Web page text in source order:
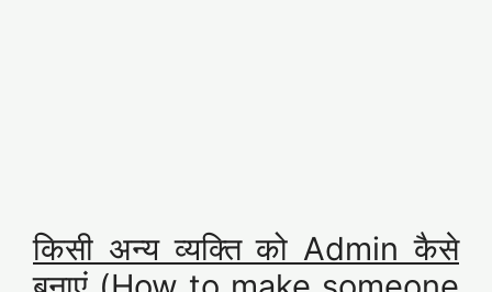
किसी अन्य व्यक्ति को Admin कैसे